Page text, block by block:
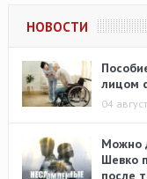
НОВОСТИ
лицом
04
Можно
Шевко
после